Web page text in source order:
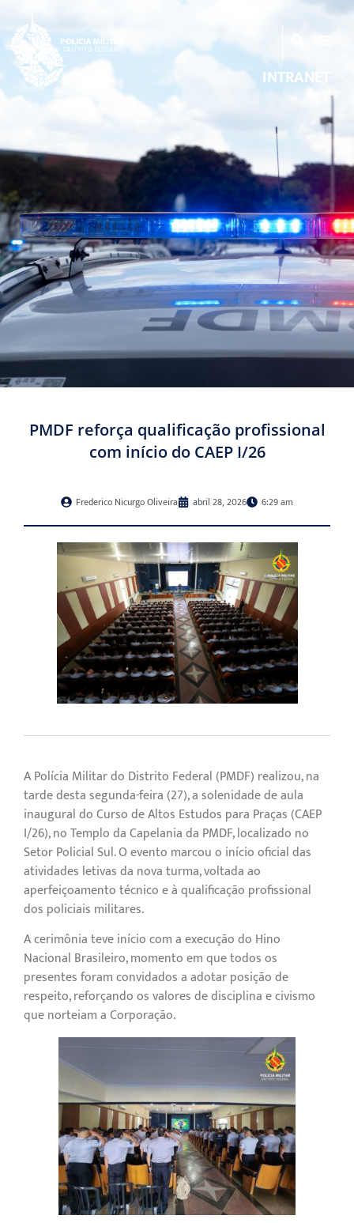
INTRANET
PMDF reforça qualificação profissional
com início do CAEP I/26
Frederico Nicurgo Oliveira abril 28, 2026 6:29 am
A Polícia Militar do Distrito Federal (PMDF) realizou, na
tarde desta segunda-feira (27), a solenidade de aula
inaugural do Curso de Altos Estudos para Praças (CAEP
I/26), no Templo da Capelania da PMDF, localizado no
Setor Policial Sul. O evento marcou o início oficial das
atividades letivas da nova turma, voltada ao
aperfeiçoamento técnico e à qualificação profissional
dos policiais militares.
A cerimônia teve início com a execução do Hino
Nacional Brasileiro, momento em que todos os
presentes foram convidados a adotar posição de
respeito, reforçando os valores de disciplina e civismo
que norteiam a Corporação.